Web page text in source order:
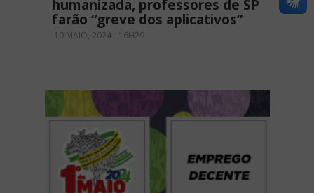
humanizada, professores de SP
farão “greve dos aplicativos”
10 MAIO, 2024 - 16H29